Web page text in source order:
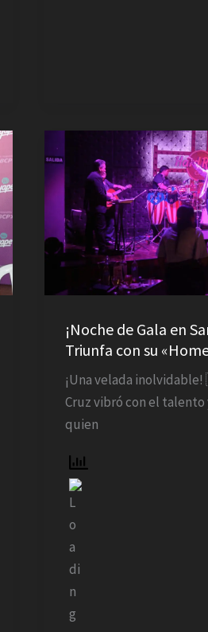
¡Noche de Gala en
Triunfa con su
¡Una velada
Cruz vibró con el talento
quien
de
Gala
en
Santa
Cruz!
Rosas
con
«Homenaje
a
los
Grandes»